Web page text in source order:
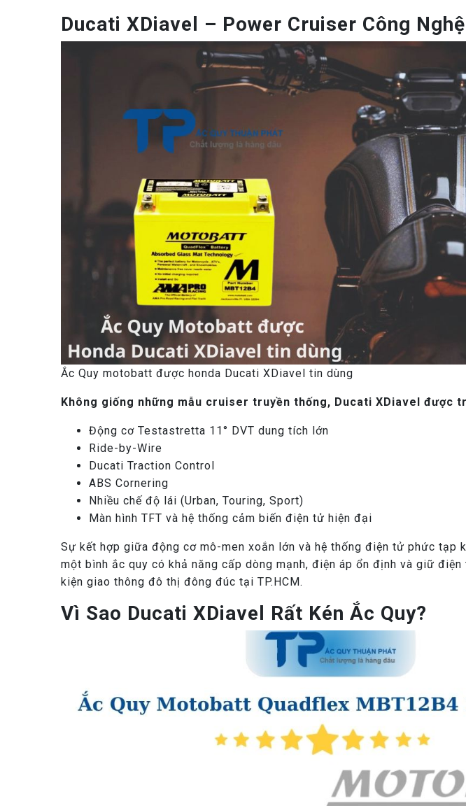
Ducati XDiavel – Power Cruiser Công
Ắc Quy motobatt được honda Ducati XDiavel tin dùng
Không giống những mẫu cruiser truyền thống, Ducati XDiavel được
Động cơ Testastretta 11° DVT dung tích lớn
Ride-by-Wire
Ducati Traction Control
ABS Cornering
Nhiều chế độ lái (Urban, Touring, Sport)
Màn hình TFT và hệ thống cảm biến điện tử hiện đại
Sự kết hợp giữa động cơ mô-men xoắn lớn và hệ thống điện tử phức tạp
một bình ắc quy có khả năng cấp dòng mạnh, điện áp ổn định và giữ
kiện giao thông đô thị đông đúc tại TP.HCM.
Vì Sao Ducati XDiavel Rất Kén Ắc Quy?